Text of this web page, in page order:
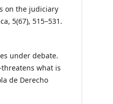
on the judiciary
5(67), 515–531.
under debate.
what is
de Derecho